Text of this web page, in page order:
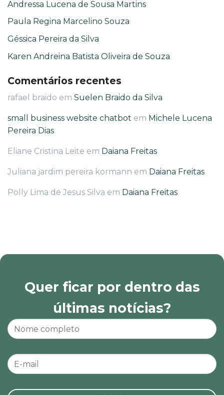
Andressa Lucena de Sousa Martins
Paula Regina Marcelino Souza
Géssica Pereira da Silva
Karen Andreina Batista Oliveira de Souza
Comentários recentes
rafael braido em Suelen Braido da Silva
small business website chatbot em Michele Lucena
Pereira Dias
Eliane Cristina Leite em Daiana Freitas
Juliana jardim pereira kormann em Daiana Freitas
Polly Lima de Jesus Silva em Daiana Freitas
Quer ficar por dentro das
últimas notícias?